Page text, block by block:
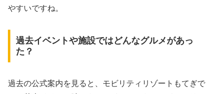
やすいですね。
過去イベントや施設ではどんなグルメがあっ
た？
過去の公式案内を見ると、モビリティリゾートもてぎで